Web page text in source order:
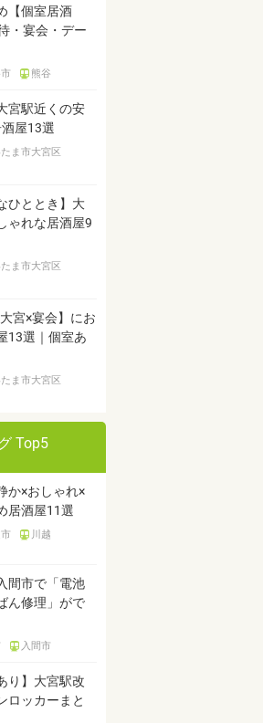
【個室居酒
・宴会・デー
熊谷
宮駅近くの安
屋13選
ま市大宮区
ひととき】大
ゃれな居酒屋9
ま市大宮区
宮×宴会】にお
13選｜個室あ
ま市大宮区
Top5
か×おしゃれ×
居酒屋11選
川越
間市で「電池
ん修理」がで
入間市
り】大宮駅改
ロッカーまと